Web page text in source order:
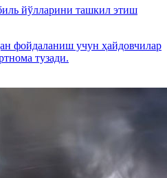
йўлларини ташкил этиш
фойдаланиш учун ҳайдовчилар
тузади.